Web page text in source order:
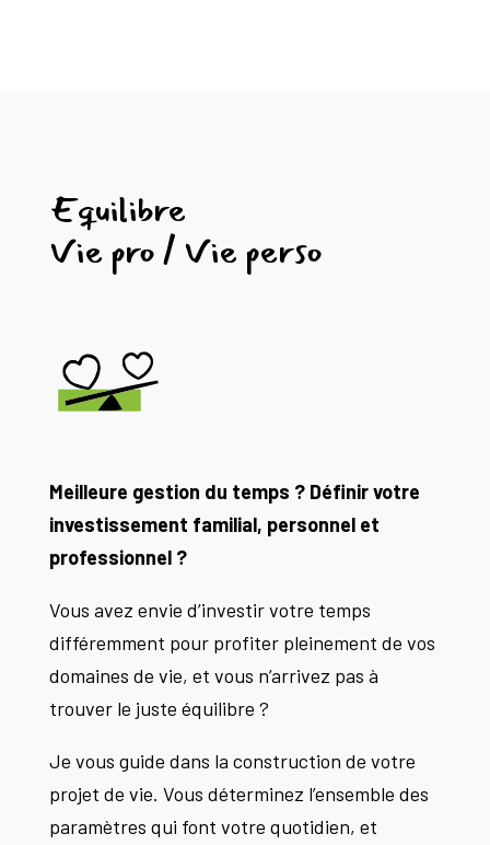
Equilibre
Vie pro / Vie perso
Meilleure gestion du temps ? Définir votre
investissement familial, personnel et
professionnel ?
Vous avez envie d’investir votre temps
différemment pour profiter pleinement de vos
domaines de vie, et vous n’arrivez pas à
trouver le juste équilibre ?
Je vous guide dans la construction de votre
projet de vie. Vous déterminez l’ensemble des
paramètres qui font votre quotidien, et